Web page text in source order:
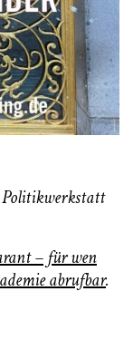
– für wen
abrufbar.